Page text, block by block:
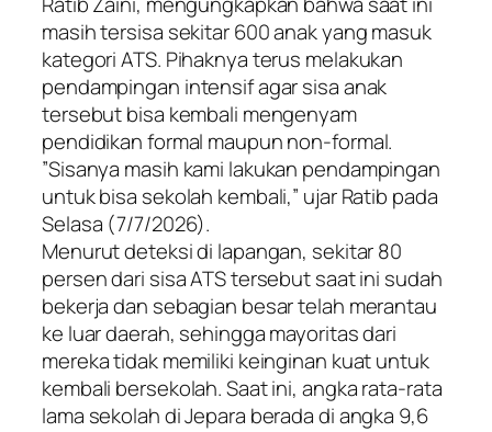
masih tersisa sekitar 600 anak yang masuk
kategori ATS. Pihaknya terus melakukan
pendampingan intensif agar sisa anak
tersebut bisa kembali mengenyam
pendidikan formal maupun non-formal.
​”Sisanya masih kami lakukan pendampingan
untuk bisa sekolah kembali,” ujar Ratib pada
Selasa (7/7/2026).
​Menurut deteksi di lapangan, sekitar 80
persen dari sisa ATS tersebut saat ini sudah
bekerja dan sebagian besar telah merantau
ke luar daerah, sehingga mayoritas dari
mereka tidak memiliki keinginan kuat untuk
kembali bersekolah. Saat ini, angka rata-rata
lama sekolah di Jepara berada di angka 9,6